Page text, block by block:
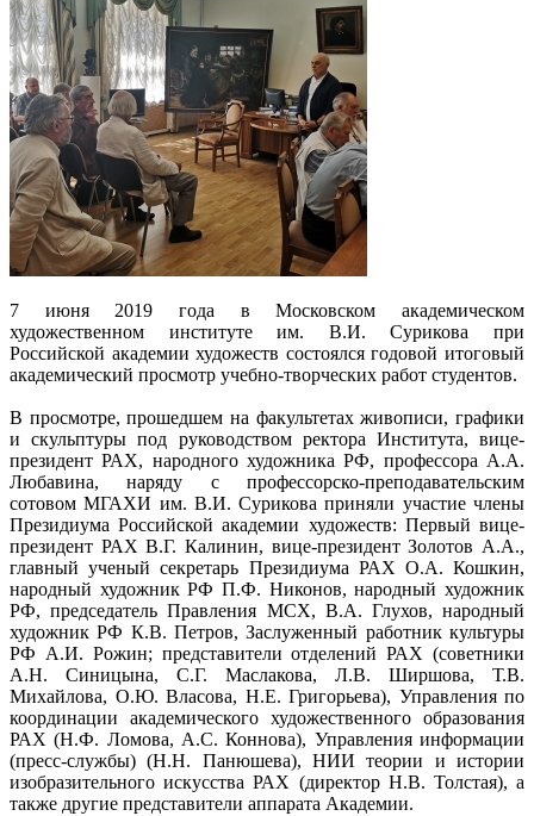
7 июня 2019 года в Московском академическом
художественном институте им. В.И. Сурикова при
Российской академии художеств состоялся годовой итоговый
академический просмотр учебно-творческих работ студентов.
В просмотре, прошедшем на факультетах живописи, графики
и скульптуры под руководством ректора Института, вице-
президент РАХ, народного художника РФ, профессора А.А.
Любавина, наряду с профессорско-преподавательским
сотовом МГАХИ им. В.И. Сурикова приняли участие члены
Президиума Российской академии художеств: Первый вице-
президент РАХ В.Г. Калинин, вице-президент Золотов А.А.,
главный ученый секретарь Президиума РАХ О.А. Кошкин,
народный художник РФ П.Ф. Никонов, народный художник
РФ, председатель Правления МСХ, В.А. Глухов, народный
художник РФ К.В. Петров, Заслуженный работник культуры
РФ А.И. Рожин; представители отделений РАХ (советники
А.Н. Синицына, С.Г. Маслакова, Л.В. Ширшова, Т.В.
Михайлова, О.Ю. Власова, Н.Е. Григорьева), Управления по
координации академического художественного образования
РАХ (Н.Ф. Ломова, А.С. Коннова), Управления информации
(пресс-службы) (Н.Н. Панюшева), НИИ теории и истории
изобразительного искусства РАХ (директор Н.В. Толстая), а
также другие представители аппарата Академии.